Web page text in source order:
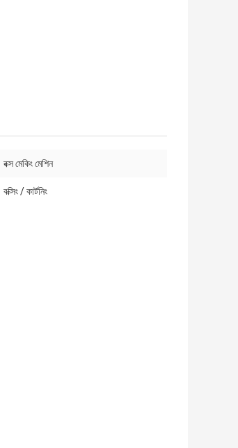
বক্স মেকিং মেশিন
বক্সিং / কার্টনিং